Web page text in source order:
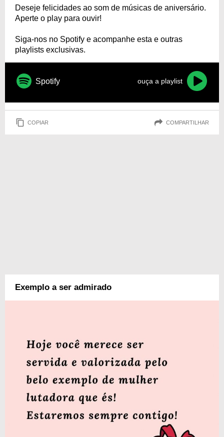
Deseje felicidades ao som de músicas de aniversário.
Aperte o play para ouvir!
Siga-nos no Spotify e acompanhe esta e outras
playlists exclusivas.
Spotify ouça a playlist
COPIAR COMPARTILHAR
Exemplo a ser admirado